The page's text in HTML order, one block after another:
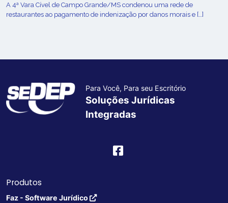
A 4ª Vara Cível de Campo Grande/MS condenou uma rede de
restaurantes ao pagamento de indenização por danos morais e […]
Para Você, Para seu Escritório
Soluções Jurídicas
Integradas
Produtos
Faz - Software Jurídico